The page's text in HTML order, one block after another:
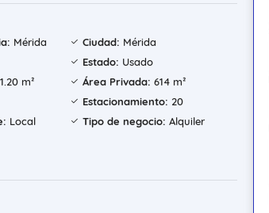
Mérida Ciudad: Mérida
Estado: Usado
m² Área Privada: 614 m²
Estacionamiento: 20
Local Tipo de negocio: Alquiler